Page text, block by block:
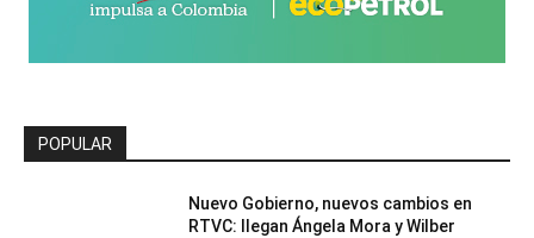
POPULAR
Nuevo Gobierno, nuevos cambios en
RTVC: llegan Ángela Mora y Wilber